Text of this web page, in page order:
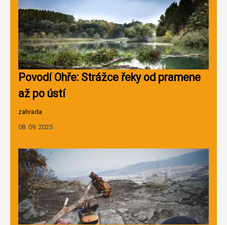
Povodí Ohře: Strážce řeky od pramene
až po ústí
zahrada
08. 09. 2025